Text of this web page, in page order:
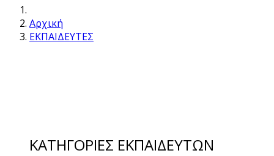
Αρχική
ΕΚΠΑΙΔΕΥΤΕΣ
ΚΑΤΗΓΟΡΙΕΣ ΕΚΠΑΙΔΕΥΤΩΝ